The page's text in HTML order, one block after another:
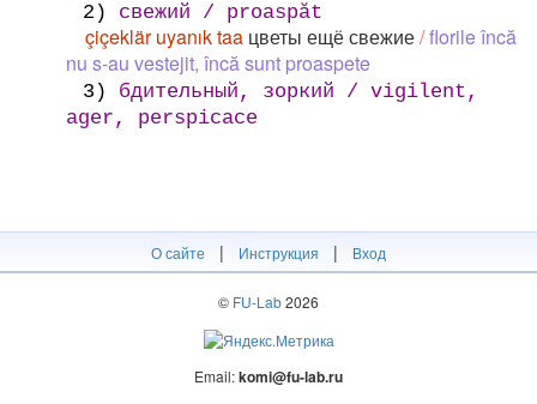
2)
свежий / proaspăt
çiçeklär uyanık taa цветы ещё свежие/florile încă
nu s-au vestejit, încă sunt proaspete
3)
бдительный, зоркий / vigilent,
ager, perspicace
О сайте | Инструкция | Вход
© FU-Lab2026
Email:komi@fu-lab.ru